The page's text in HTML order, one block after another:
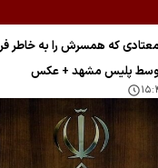
که همسرش را به خاطر
پلیس مشهد + عکس